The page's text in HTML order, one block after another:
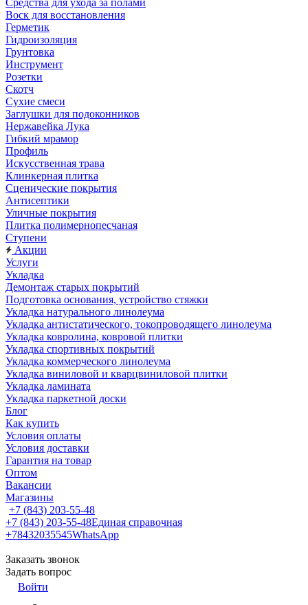
Средства для ухода за полами
Воск для восстановления
Герметик
Гидроизоляция
Грунтовка
Инструмент
Розетки
Скотч
Сухие смеси
Заглушки для подоконников
Нержавейка Лука
Гибкий мрамор
Профиль
Искусственная трава
Клинкерная плитка
Сценические покрытия
Антисептики
Уличные покрытия
Плитка полимернопесчаная
Ступени
Акции
Услуги
Укладка
Демонтаж старых покрытий
Подготовка основания, устройство стяжки
Укладка натурального линолеума
Укладка антистатического, токопроводящего линолеума
Укладка ковролина, ковровой плитки
Укладка спортивных покрытий
Укладка коммерческого линолеума
Укладка виниловой и кварцвиниловой плитки
Укладка ламината
Укладка паркетной доски
Блог
Как купить
Условия оплаты
Условия доставки
Гарантия на товар
Оптом
Вакансии
Магазины
+7 (843) 203-55-48
+7 (843) 203-55-48Единая справочная
+78432035545WhatsApp
Заказать звонок
Задать вопрос
Войти